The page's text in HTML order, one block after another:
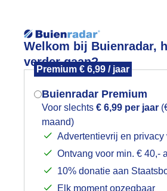
Welkom bij Buienradar,
verder gaan?
Premium € 6,99 / jaar
Buienradar Premium
Voor slechts € 6,99 per jaar
maand)
Advertentievrij en privacy
Ontvang voor min. € 40,-
10% donatie aan
Elk moment opzegbaar
Foto en video
Mogen we je locatie
het weer?